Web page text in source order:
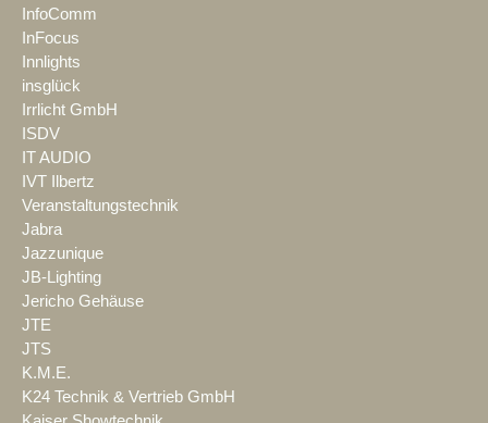
InfoComm
InFocus
Innlights
insglück
Irrlicht GmbH
ISDV
IT AUDIO
IVT Ilbertz
Veranstaltungstechnik
Jabra
Jazzunique
JB-Lighting
Jericho Gehäuse
JTE
JTS
K.M.E.
K24 Technik & Vertrieb GmbH